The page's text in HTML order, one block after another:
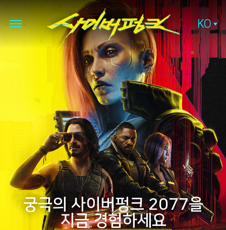
KO
궁극의 사이버펑크 2077을
지금 경험하세요